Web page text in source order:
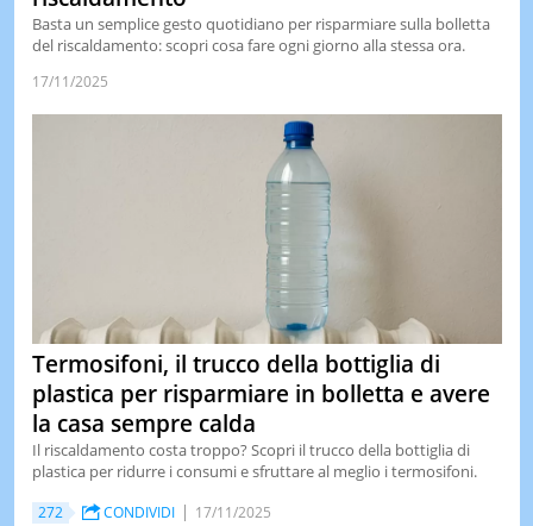
Basta un semplice gesto quotidiano per risparmiare sulla bolletta
del riscaldamento: scopri cosa fare ogni giorno alla stessa ora.
17/11/2025
Termosifoni, il trucco della bottiglia di
plastica per risparmiare in bolletta e avere
la casa sempre calda
Il riscaldamento costa troppo? Scopri il trucco della bottiglia di
plastica per ridurre i consumi e sfruttare al meglio i termosifoni.
272 CONDIVIDI 17/11/2025